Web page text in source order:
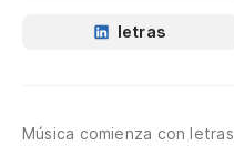
letras
Música comienza con letras